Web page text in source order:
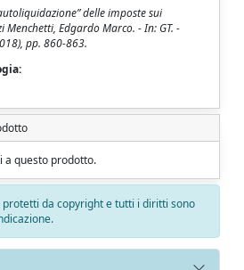
delle imposte sui
Edgardo Marco. - In: GT. -
pp. 860-863.
a questo prodotto.
protetti da copyright e tutti i diritti sono